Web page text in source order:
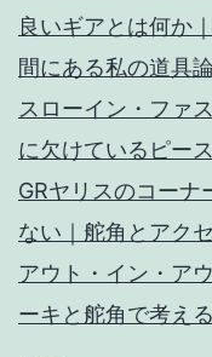
良いギアとは何か
間にある私の道具論
スローイン・ファ
に欠けているピー
GRヤリスのコーナ
ない｜舵角とアク
アウト・イン・ア
ーキと舵角で考え